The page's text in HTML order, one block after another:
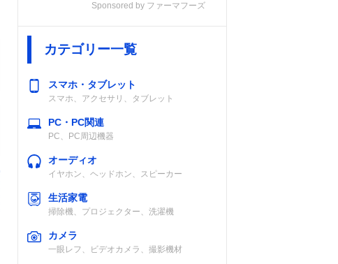
Sponsored by ファーマフーズ
カテゴリー一覧
スマホ・タブレット
スマホ、アクセサリ、タブレット
PC・PC関連
PC、PC周辺機器
オーディオ
イヤホン、ヘッドホン、スピーカー
生活家電
掃除機、プロジェクター、洗濯機
カメラ
一眼レフ、ビデオカメラ、撮影機材